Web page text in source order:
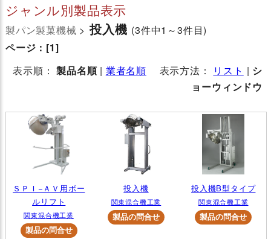
ジャンル別製品表示
製パン製菓機械 > 投入機 (3件中1～3件目)
ページ： [1]
表示順：製品名順| 業者名順 表示方法： リスト | シ
ョーウィンドウ
ＳＰＩ−ＡＶ用ボー
ルリフト
関東混合機工業
投入機
関東混合機工業
投入機B型タイプ
関東混合機工業